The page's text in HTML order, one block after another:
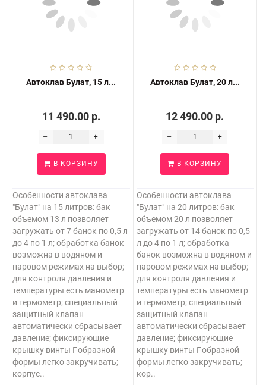
Автоклав Булат, 15 л...
11 490.00 р.
В КОРЗИНУ
Особенности автоклава
"Булат" на 15 литров: бак
объемом 13 л позволяет
загружать от 7 банок по 0,5 л
до 4 по 1 л; обработка банок
возможна в водяном и
паровом режимах на выбор;
для контроля давления и
температуры есть манометр
и термометр; специальный
защитный клапан
автоматически сбрасывает
давление; фиксирующие
крышку винты Г-образной
формы легко закручивать;
корпус..
Автоклав Булат, 20 л...
12 490.00 р.
В КОРЗИНУ
Особенности автоклава
"Булат" на 20 литров: бак
объемом 20 л позволяет
загружать от 14 банок по 0,5
л до 4 по 1 л; обработка
банок возможна в водяном и
паровом режимах на выбор;
для контроля давления и
температуры есть манометр
и термометр; специальный
защитный клапан
автоматически сбрасывает
давление; фиксирующие
крышку винты Г-образной
формы легко закручивать;
кор..